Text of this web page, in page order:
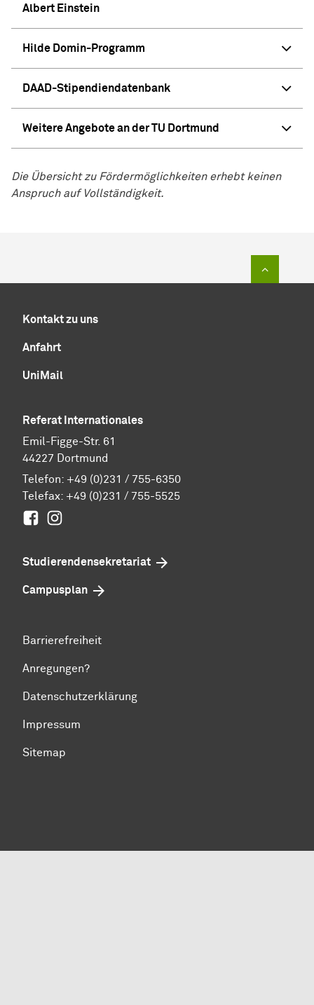
Albert Einstein
Hilde Domin-Programm
DAAD-Stipendiendatenbank
Weitere Angebote an der TU Dortmund
Die Übersicht zu Fördermöglichkeiten erhebt keinen
Anspruch auf Vollständigkeit.
Kontakt zu uns
Anfahrt
UniMail
Referat Internationales
Emil-Figge-Str. 61
44227 Dortmund
Telefon: +49 (0)231 / 755-6350
Telefax: +49 (0)231 / 755-5525
Facebook
Studierenden­sekretariat
Campusplan
Barrierefreiheit
Anregungen?
Datenschutzerklärung
Impressum
Sitemap